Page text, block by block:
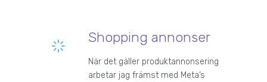
Shopping annonser
När det gäller produktannonsering
arbetar jag främst med Meta’s